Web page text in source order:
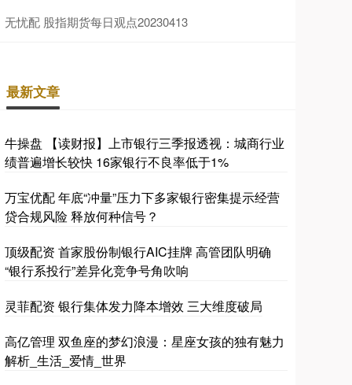
无忧配 股指期货每日观点20230413
最新文章
牛操盘 【读财报】上市银行三季报透视：城商行业
绩普遍增长较快 16家银行不良率低于1%
万宝优配 年底“冲量”压力下多家银行密集提示经营
贷合规风险 释放何种信号？
顶级配资 首家股份制银行AIC挂牌 高管团队明确
“银行系投行”差异化竞争号角吹响
灵菲配资 银行集体发力降本增效 三大维度破局
高亿管理 双鱼座的梦幻浪漫：星座女孩的独有魅力
解析_生活_爱情_世界